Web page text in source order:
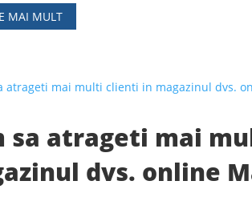
MAI MULT
sa atrageti mai
dvs. online